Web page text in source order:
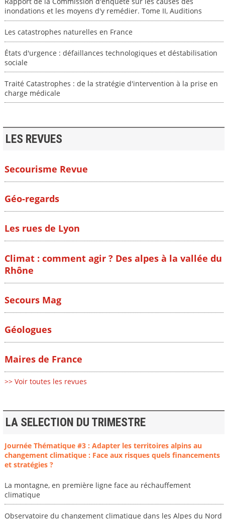
inondations et les moyens d'y remédier. Tome II, Auditions
Les catastrophes naturelles en France
États d'urgence : défaillances technologiques et déstabilisation
sociale
Traité Catastrophes : de la stratégie d'intervention à la prise en
charge médicale
LES REVUES
Secourisme Revue
Géo-regards
Les rues de Lyon
Climat : comment agir ? Des alpes à la vallée du
Rhône
Secours Mag
Géologues
Maires de France
>> Voir toutes les revues
LA SELECTION DU TRIMESTRE
Journée Thématique #3 : Adapter les territoires alpins au
changement climatique : Face aux risques quels financements
et stratégies ?
La montagne, en première ligne face au réchauffement
climatique
Observatoire du changement climatique dans les Alpes du Nord